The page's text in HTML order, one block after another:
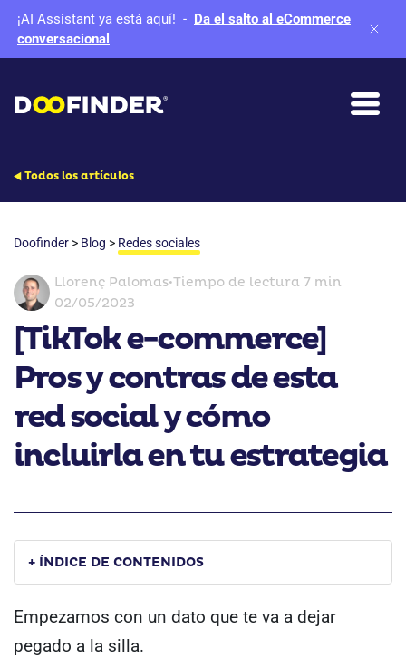
¡AI Assistant ya está aquí! - Da el salto al eCommerce
conversacional
Todos los artículos
Doofinder > Blog > Redes sociales
Llorenç Palomas•Tiempo de lectura 7 min
02/05/2023
[TikTok e-commerce]
Pros y contras de esta
red social y cómo
incluirla en tu estrategia
+ ÍNDICE DE CONTENIDOS
Empezamos con un dato que te va a dejar
pegado a la silla.